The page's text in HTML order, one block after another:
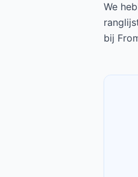
We
bij